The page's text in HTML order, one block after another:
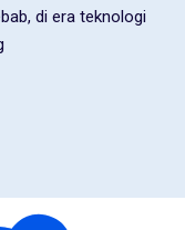
di era teknologi